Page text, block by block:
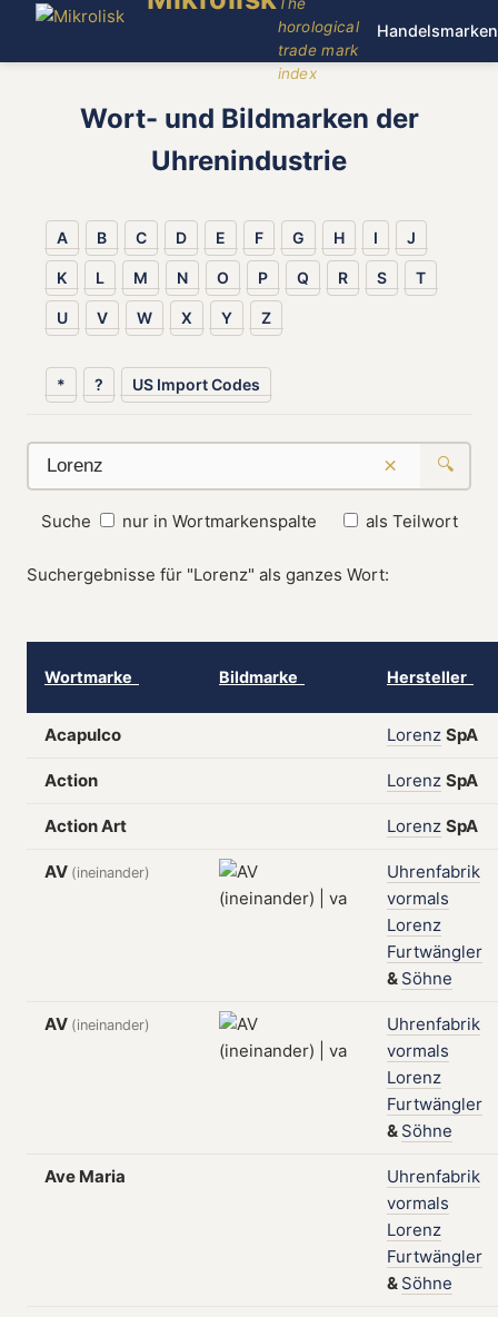
horological
trade mark
index
Handelsmarken
Wort- und Bildmarken der
Uhrenindustrie
A B C D E F G H I J
K L M N O P Q R S T
U V W X Y Z
* ? US Import Codes
× 🔍
Suche nur in Wortmarkenspalte als Teilwort
Suchergebnisse für "Lorenz" als ganzes Wort:
Wortmarke Bildmarke Hersteller
Acapulco Lorenz SpA
Action Lorenz SpA
Action Art Lorenz SpA
AV (ineinander)
Uhrenfabrik
vormals
Lorenz
Furtwängler
& Söhne
AV (ineinander)
Uhrenfabrik
vormals
Lorenz
Furtwängler
& Söhne
Ave Maria
Uhrenfabrik
vormals
Lorenz
Furtwängler
& Söhne